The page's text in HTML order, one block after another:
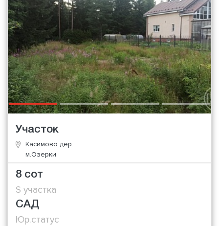
Участок
Касимово дер.
м.Озерки
8 сот
S участка
САД
Юр.статус